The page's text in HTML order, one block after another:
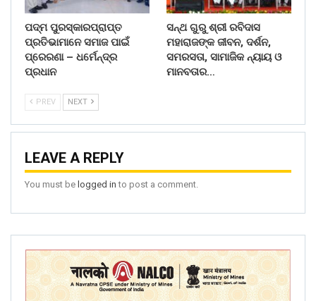
ପଦ୍ମ ପୁରସ୍କାରପ୍ରାପ୍ତ
ପ୍ରତିଭାମାନେ ସମାଜ ପାଇଁ
ପ୍ରେରଣା – ଧର୍ମେନ୍ଦ୍ର
ପ୍ରଧାନ
ସନ୍ଥ ଗୁରୁ ଶ୍ରୀ ରବିଦାସ
ମହାରାଜଙ୍କ ଜୀବନ, ଦର୍ଶନ,
ସମରସତା, ସାମାଜିକ ନ୍ୟାୟ ଓ
ମାନବତାର…
PREV NEXT
LEAVE A REPLY
You must be logged in to post a comment.